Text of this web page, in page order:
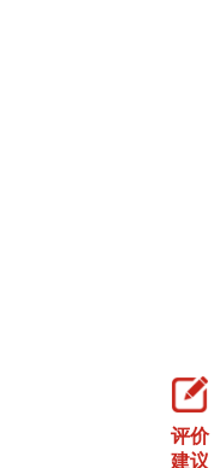
评价
建议